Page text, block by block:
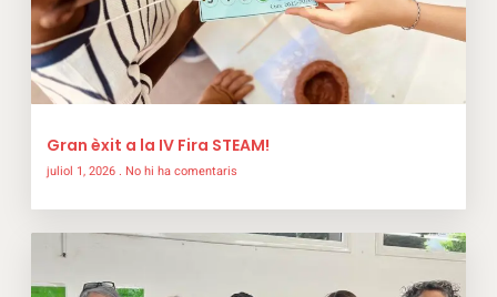
Gran èxit a la IV Fira STEAM!
juliol 1, 2026 No hi ha comentaris